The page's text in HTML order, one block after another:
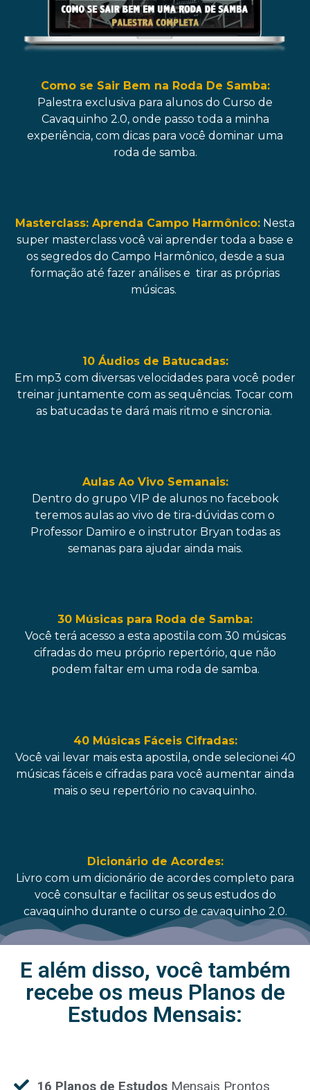
Como se Sair Bem na Roda De Samba:
Palestra exclusiva para alunos do Curso de
Cavaquinho 2.0, onde passo toda a minha
experiência, com dicas para você dominar uma
roda de samba.
Masterclass: Aprenda Campo Harmônico: Nesta
super masterclass você vai aprender toda a base e
os segredos do Campo Harmônico, desde a sua
formação até fazer análises e tirar as próprias
músicas.
10 Áudios de Batucadas:
Em mp3 com diversas velocidades para você poder
treinar juntamente com as sequências. Tocar com
as batucadas te dará mais ritmo e sincronia.
Aulas Ao Vivo Semanais:
Dentro do grupo VIP de alunos no facebook
teremos aulas ao vivo de tira-dúvidas com o
Professor Damiro e o instrutor Bryan todas as
semanas para ajudar ainda mais.
30 Músicas para Roda de Samba:
Você terá acesso a esta apostila com 30 músicas
cifradas do meu próprio repertório, que não
podem faltar em uma roda de samba.
40 Músicas Fáceis Cifradas:
Você vai levar mais esta apostila, onde selecionei 40
músicas fáceis e cifradas para você aumentar ainda
mais o seu repertório no cavaquinho.
Dicionário de Acordes:
Livro com um dicionário de acordes completo para
você consultar e facilitar os seus estudos do
cavaquinho durante o curso de cavaquinho 2.0.
E além disso, você também
recebe os meus Planos de
Estudos Mensais:
16 Planos de EstudosMensais Prontos